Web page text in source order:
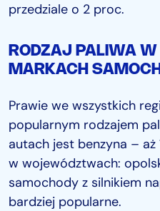
przedziale o 2 proc.
RODZAJ PALIWA
MARKACH
Prawie we wszystkich
popularnym rodzajem
autach jest benzyna –
w województwach:
samochody z silnikiem
bardziej popularne.